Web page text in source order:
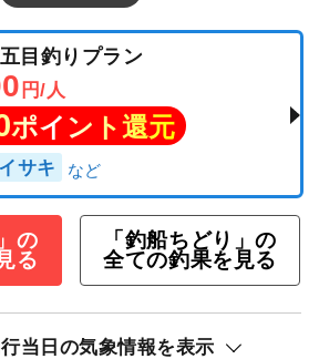
目釣りプラン
円/人
ポイント還元
イサキ
の
る
「釣船ちどり」の
全ての釣果を見る
当日の気象情報を表示